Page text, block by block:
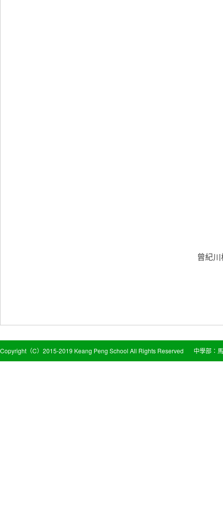
曾紀
Copyright（C）2015-2019 Keang Peng School All Rights Reserved 中學部：